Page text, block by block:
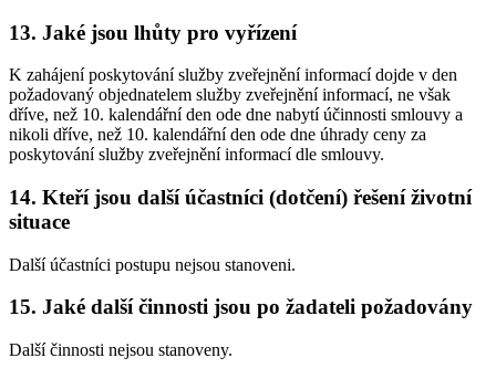
13. Jaké jsou lhůty pro vyřízení
K zahájení poskytování služby zveřejnění informací dojde v den
požadovaný objednatelem služby zveřejnění informací, ne však
dříve, než 10. kalendářní den ode dne nabytí účinnosti smlouvy a
nikoli dříve, než 10. kalendářní den ode dne úhrady ceny za
poskytování služby zveřejnění informací dle smlouvy.
14. Kteří jsou další účastníci (dotčení) řešení životní
situace
Další účastníci postupu nejsou stanoveni.
15. Jaké další činnosti jsou po žadateli požadovány
Další činnosti nejsou stanoveny.